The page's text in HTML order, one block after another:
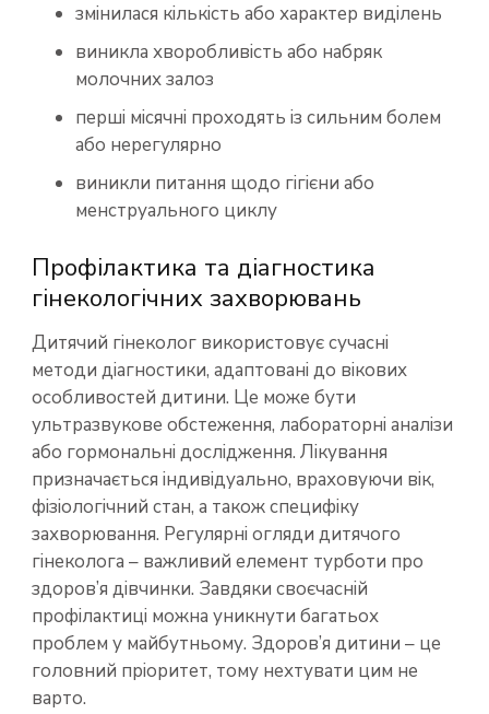
змінилася кількість або характер виділень
виникла хворобливість або набряк
молочних залоз
перші місячні проходять із сильним болем
або нерегулярно
виникли питання щодо гігієни або
менструального циклу
Профілактика та діагностика
гінекологічних захворювань
Дитячий гінеколог використовує сучасні
методи діагностики, адаптовані до вікових
особливостей дитини. Це може бути
ультразвукове обстеження, лабораторні аналізи
або гормональні дослідження. Лікування
призначається індивідуально, враховуючи вік,
фізіологічний стан, а також специфіку
захворювання. Регулярні огляди дитячого
гінеколога – важливий елемент турботи про
здоров’я дівчинки. Завдяки своєчасній
профілактиці можна уникнути багатьох
проблем у майбутньому. Здоров’я дитини – це
головний пріоритет, тому нехтувати цим не
варто.